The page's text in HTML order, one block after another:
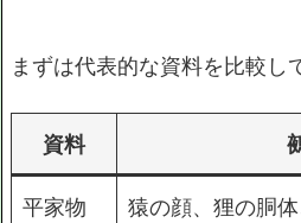
まずは代表的な資料を比較し
資料
平家物
猿の顔、狸の胴